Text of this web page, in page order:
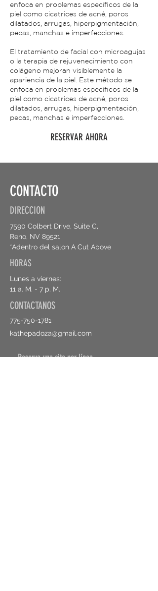
enfoca en problemas específicos de la
piel como cicatrices de acné, poros
dilatados, arrugas, hiperpigmentación,
pecas, manchas e imperfecciones.
El tratamiento de facial con microagujas
o la terapia de rejuvenecimiento con
colágeno mejoran visiblemente la
apariencia de la piel. Este método se
enfoca en problemas específicos de la
piel como cicatrices de acné, poros
dilatados, arrugas, hiperpigmentación,
pecas, manchas e imperfecciones.
RESERVAR AHORA
CONTACTO
DIRECCION
7590 Colbert Drive, Suite C,
Reno, NV 89521
*Adentro del salon A Cut Above
HORAS
Lunes a viernes:
11 a. M. - 7 p. M.
CONTACTANOS
775-750-1781
kathepadoza@gmail.com
Reserva una cita por línea